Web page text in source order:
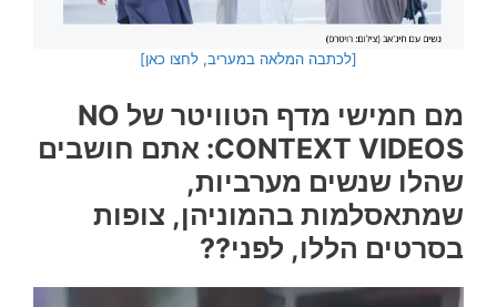
[לכתבה המלאה במעריב, לחצו כאן]
מם חמישי מדף הטוויטר של NO
CONTEXT VIDEOS: אתם חושבים
שהלו שנשים מערביות,
שמתאסלמות בהמוניהן, צופות
בסרטים הללו, לפני??